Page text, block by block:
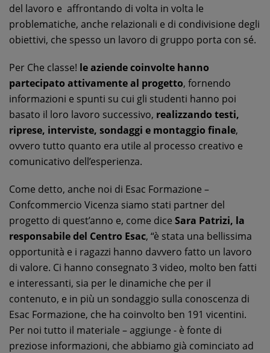
del lavoro e affrontando di volta in volta le
problematiche, anche relazionali e di condivisione degli
obiettivi, che spesso un lavoro di gruppo porta con sé.
Per Che classe! le aziende coinvolte hanno
partecipato attivamente al progetto, fornendo
informazioni e spunti su cui gli studenti hanno poi
basato il loro lavoro successivo, realizzando testi,
riprese, interviste, sondaggi e montaggio finale,
ovvero tutto quanto era utile al processo creativo e
comunicativo dell’esperienza.
Come detto, anche noi di Esac Formazione –
Confcommercio Vicenza siamo stati partner del
progetto di quest’anno e, come dice Sara Patrizi, la
responsabile del Centro Esac, “è stata una bellissima
opportunità e i ragazzi hanno davvero fatto un lavoro
di valore. Ci hanno consegnato 3 video, molto ben fatti
e interessanti, sia per le dinamiche che per il
contenuto, e in più un sondaggio sulla conoscenza di
Esac Formazione, che ha coinvolto ben 191 vicentini.
Per noi tutto il materiale – aggiunge - è fonte di
preziose informazioni, che abbiamo già cominciato ad